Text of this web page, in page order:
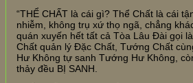
“THỂ CHẤT là cái gì? Thể Chất là cái
nhiễm, không trụ xứ thọ ngã, chẳng
quán xuyến hết tất cả Tòa Lâu Đài gọi
Chất quản lý Đặc Chất, Tướng Chất
Hư Không tự sanh Tướng Hư Không,
thảy đều BỊ SANH.